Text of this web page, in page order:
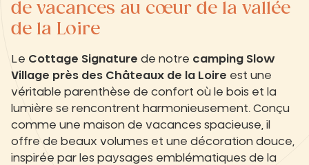
de vacances au cœur de la vallée
de la Loire
Le Cottage Signature de notre camping Slow
Village près des Châteaux de la Loire est une
véritable parenthèse de confort où le bois et la
lumière se rencontrent harmonieusement. Conçu
comme une maison de vacances spacieuse, il
offre de beaux volumes et une décoration douce,
inspirée par les paysages emblématiques de la